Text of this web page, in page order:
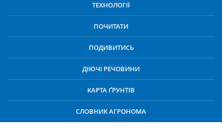
ТЕХНОЛОГІЇ
ПОЧИТАТИ
ПОДИВИТИСЬ
ДІЮЧІ РЕЧОВИНИ
КАРТА ҐРУНТІВ
СЛОВНИК АГРОНОМА